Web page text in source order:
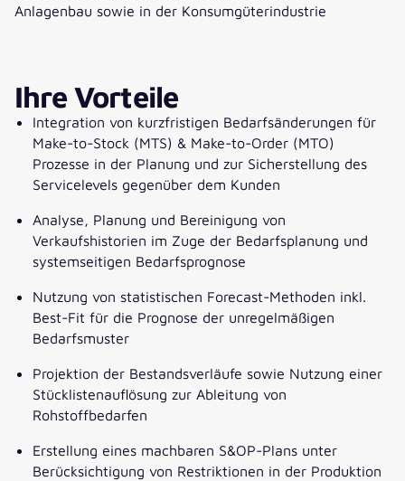
Anlagenbau sowie in der Konsumgüterindustrie
Ihre Vorteile
Integration von kurzfristigen Bedarfsänderungen für
Make-to-Stock (MTS) & Make-to-Order (MTO)
Prozesse in der Planung und zur Sicherstellung des
Servicelevels gegenüber dem Kunden
Analyse, Planung und Bereinigung von
Verkaufshistorien im Zuge der Bedarfsplanung und
systemseitigen Bedarfsprognose
Nutzung von statistischen Forecast-Methoden inkl.
Best-Fit für die Prognose der unregelmäßigen
Bedarfsmuster
Projektion der Bestandsverläufe sowie Nutzung einer
Stücklistenauflösung zur Ableitung von
Rohstoffbedarfen
Erstellung eines machbaren S&OP-Plans unter
Berücksichtigung von Restriktionen in der Produktion